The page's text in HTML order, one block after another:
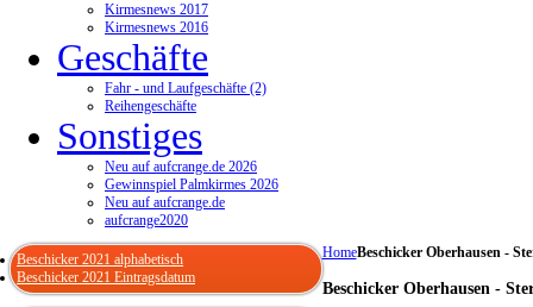
Kirmesnews 2017
Kirmesnews 2016
Geschäfte
Fahr - und Laufgeschäfte (2)
Reihengeschäfte
Sonstiges
Neu auf aufcrange.de 2026
Gewinnspiel Palmkirmes 2026
Neu auf aufcrange.de
aufcrange2020
HomeBeschicker Oberhausen -
Beschicker Oberhausen -
Beschicker 2021 alphabetisch
Beschicker 2021 Eintragsdatum